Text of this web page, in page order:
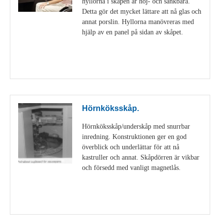
Detta gör det mycket lättare att nå glas och
annat porslin. Hyllorna manövreras med
hjälp av en panel på sidan av skåpet.
Hörnköksskåp.
Hörnköksskåp/underskåp med snurrbar
inredning. Konstruktionen ger en god
överblick och underlättar för att nå
kastruller och annat. Skåpdörren är vikbar
och försedd med vanligt magnetlås.